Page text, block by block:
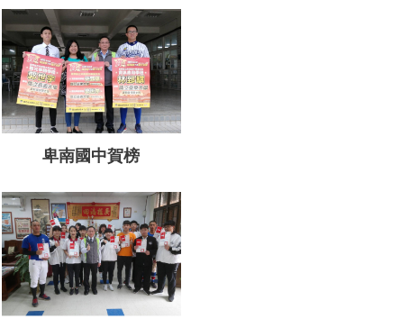
卑南國中賀榜